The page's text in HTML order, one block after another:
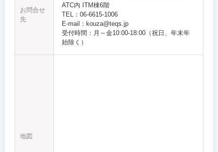
お問合せ
先
ATC内 ITM棟6階
TEL：06-6615-1006
E-mail：kouza@teqs.jp
受付時間：月～金10:00‐18:00（祝日、年末年
始除く）
地図